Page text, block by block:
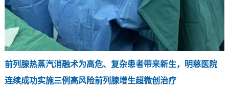
前列腺热蒸汽消融术为高危、复杂患者带来新生，明慈医院
连续成功实施三例高风险前列腺增生超微创治疗